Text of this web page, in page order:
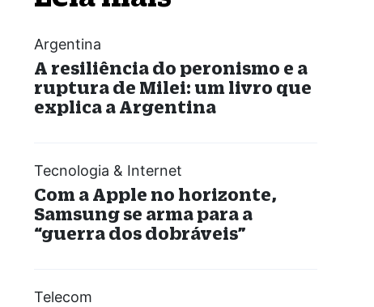
Argentina
A resiliência do peronismo e a
ruptura de Milei: um livro que
explica a Argentina
Tecnologia & Internet
Com a Apple no horizonte,
Samsung se arma para a
“guerra dos dobráveis”
Telecom